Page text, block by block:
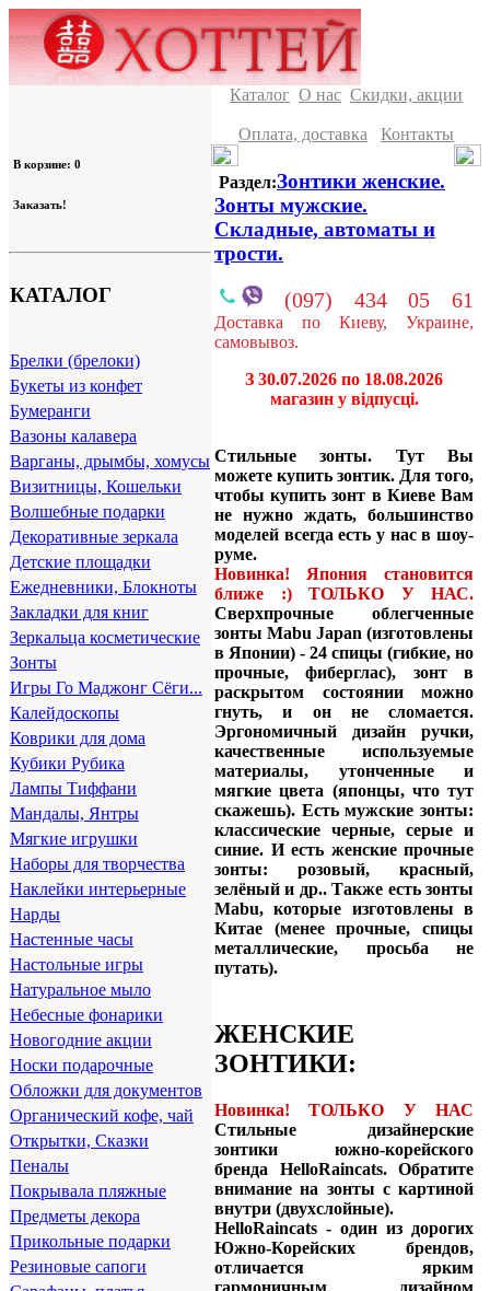
В корзине: 0
Заказать!
КАТАЛОГ
Брелки (брелоки)
Букеты из конфет
Бумеранги
Вазоны калавера
Варганы, дрымбы, хомусы
Визитницы, Кошельки
Волшебные подарки
Декоративные зеркала
Детские площадки
Ежедневники, Блокноты
Закладки для книг
Зеркальца косметические
Зонты
Игры Го Маджонг Сёги...
Калейдоскопы
Коврики для дома
Кубики Рубика
Лампы Тиффани
Мандалы, Янтры
Мягкие игрушки
Наборы для творчества
Наклейки интерьерные
Нарды
Настенные часы
Настольные игры
Натуральное мыло
Небесные фонарики
Новогодние акции
Носки подарочные
Обложки для документов
Органический кофе, чай
Открытки, Сказки
Пеналы
Покрывала пляжные
Предметы декора
Прикольные подарки
Резиновые сапоги
Каталог О нас Скидки, акции
Оплата, доставка Контакты
Раздел:Зонтики женские.
Зонты мужские.
Складные, автоматы и
трости.
(097) 434 05 61
Доставка по Киеву, Украине,
самовывоз.
З 30.07.2026 по 18.08.2026
магазин у відпусці.
Стильные зонты. Тут Вы
можете купить зонтик. Для того,
чтобы купить зонт в Киеве Вам
не нужно ждать, большинство
моделей всегда есть у нас в шоу-
руме.
Новинка! Япония становится
ближе :) ТОЛЬКО У НАС.
Сверхпрочные облегченные
зонты Mabu Japan (изготовлены
в Японии) - 24 спицы (гибкие, но
прочные, фиберглас), зонт в
раскрытом состоянии можно
гнуть, и он не сломается.
Эргономичный дизайн ручки,
качественные используемые
материалы, утонченные и
мягкие цвета (японцы, что тут
скажешь). Есть мужские зонты:
классические черные, серые и
синие. И есть женские прочные
зонты: розовый, красный,
зелёный и др.. Также есть зонты
Mabu, которые изготовлены в
Китае (менее прочные, спицы
металлические, просьба не
путать).
ЖЕНСКИЕ
ЗОНТИКИ:
Новинка! ТОЛЬКО У НАС
Стильные дизайнерские
зонтики южно-корейского
бренда HelloRaincats. Обратите
внимание на зонты с картиной
внутри (двухслойные).
HelloRaincats - один из дорогих
Южно-Корейских брендов,
отличается ярким
гармоничным дизайном